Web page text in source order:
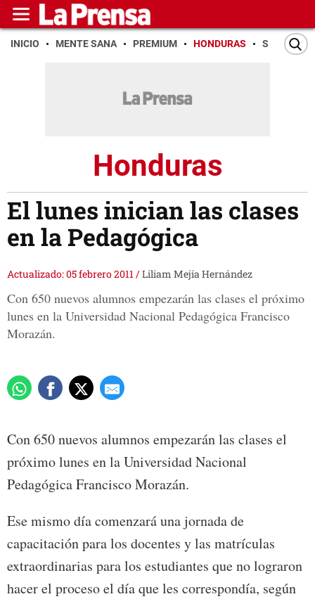
INICIO MENTE SANA PREMIUM HONDURAS SAN PEDRO
Honduras
El lunes inician las clases
en la Pedagógica
Actualizado: 05 febrero 2011/Liliam Mejía Hernández
Con 650 nuevos alumnos empezarán las clases el próximo
lunes en la Universidad Nacional Pedagógica Francisco
Morazán.
Con 650 nuevos alumnos empezarán las clases el
próximo lunes en la Universidad Nacional
Pedagógica Francisco Morazán.
Ese mismo día comenzará una jornada de
capacitación para los docentes y las matrículas
extraordinarias para los estudiantes que no lograron
hacer el proceso el día que les correspondía, según